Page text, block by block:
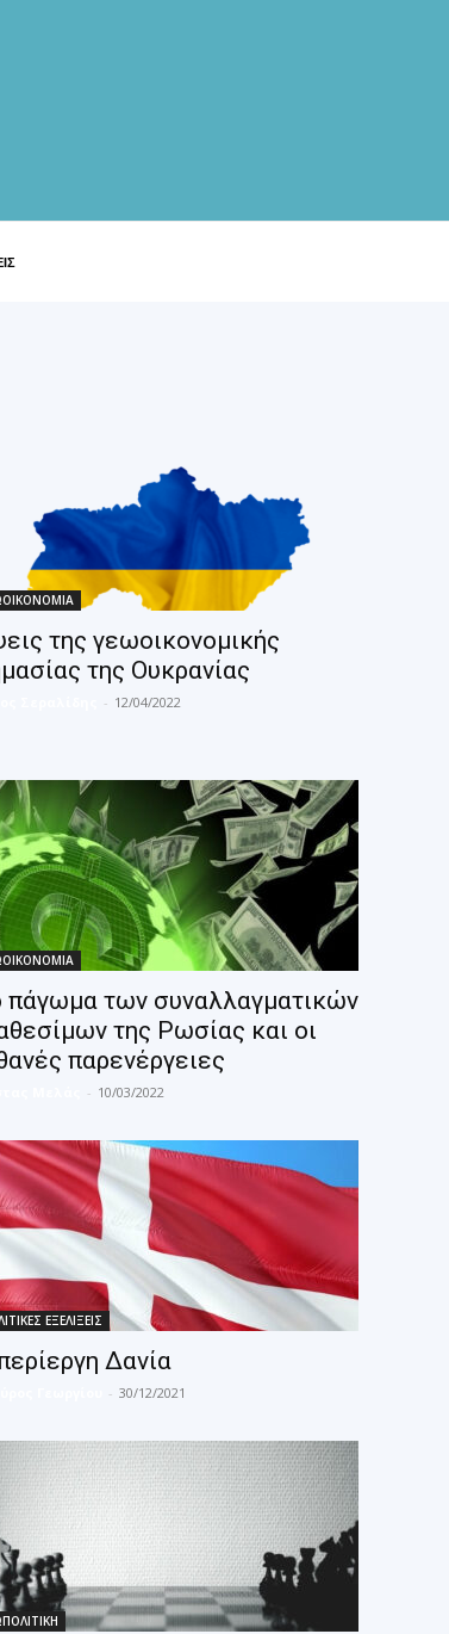
της γεωοικονομικής
της Ουκρανίας
- 12/04/2022
πάγωμα των συναλλαγματικών
της Ρωσίας και οι
παρενέργειες
- 10/03/2022
ΕΞΕΛΙΞΕΙΣ
Δανία
- 30/12/2021